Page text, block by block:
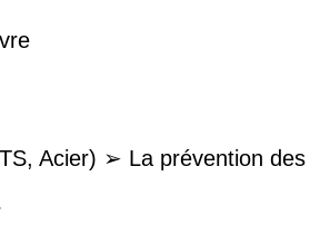
Acier) ➢ La prévention des